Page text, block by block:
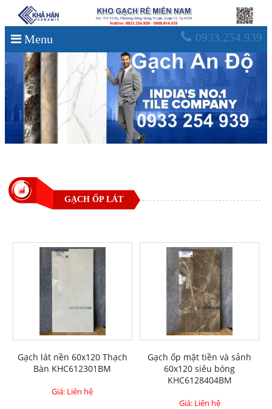
Menu 0933.254.939
GẠCH ỐP LÁT
Gạch lát nền 60x120 Thạch
Bàn KHC612301BM
Giá: Liên hệ
Gạch ốp mặt tiền và sảnh
60x120 siêu bóng
KHC6128404BM
Giá: Liên hệ